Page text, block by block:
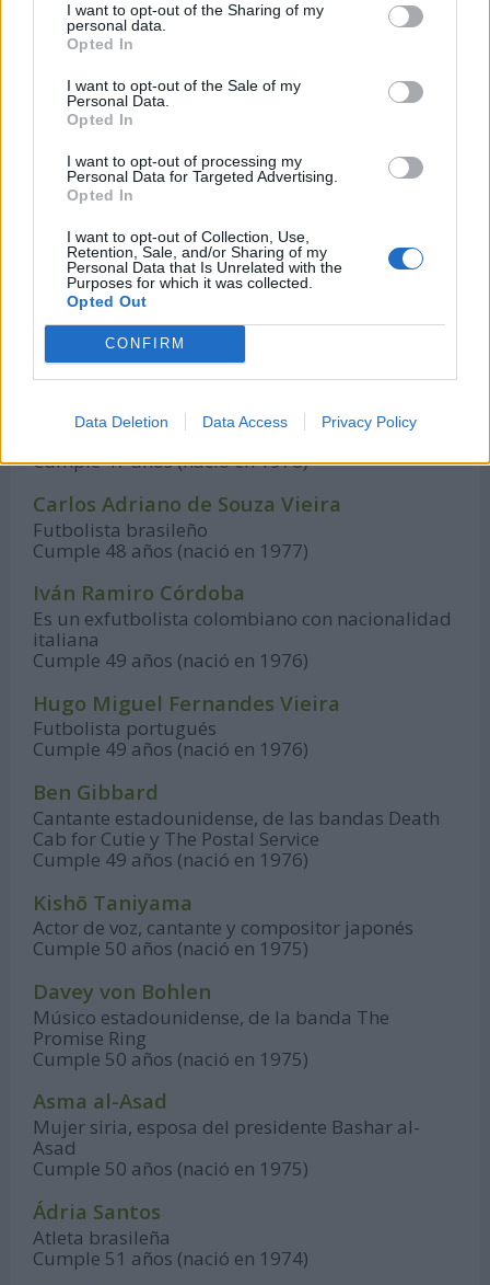
I want to opt-out of the Sharing of my
personal data.
Opted In
I want to opt-out of the Sale of my
Personal Data.
Opted In
I want to opt-out of processing my
Personal Data for Targeted Advertising.
Opted In
I want to opt-out of Collection, Use,
Retention, Sale, and/or Sharing of my
Personal Data that Is Unrelated with the
Purposes for which it was collected.
Opted Out
CONFIRM
Data Deletion Data Access Privacy Policy
Cumple 45 años (nació en 1980)
Celine Reymond
Actriz chilena
Cumple 45 años (nació en 1980)
Futbolista serbio
Cumple 46 años (nació en 1979)
Nicolas Seube
Futbolista francés
Cumple 46 años (nació en 1979)
Walter Ayoví
Futbolista ecuatoriano
Cumple 46 años (nació en 1979)
Lucas Ayala
Cumple 47 años (nació en 1978)
Carlos Adriano de Souza Vieira
Futbolista brasileño
Cumple 48 años (nació en 1977)
Iván Ramiro Córdoba
Es un exfutbolista colombiano con nacionalidad
italiana
Cumple 49 años (nació en 1976)
Hugo Miguel Fernandes Vieira
Futbolista portugués
Cumple 49 años (nació en 1976)
Ben Gibbard
Cantante estadounidense, de las bandas Death
Cab for Cutie y The Postal Service
Cumple 49 años (nació en 1976)
Kishō Taniyama
Actor de voz, cantante y compositor japonés
Cumple 50 años (nació en 1975)
Davey von Bohlen
Músico estadounidense, de la banda The
Promise Ring
Cumple 50 años (nació en 1975)
Asma al-Asad
Mujer siria, esposa del presidente Bashar al-
Asad
Cumple 50 años (nació en 1975)
Ádria Santos
Atleta brasileña
Cumple 51 años (nació en 1974)